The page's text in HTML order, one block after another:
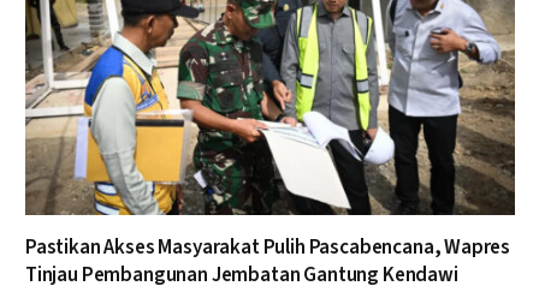
Pastikan Akses Masyarakat Pulih Pascabencana, Wapres
Tinjau Pembangunan Jembatan Gantung Kendawi